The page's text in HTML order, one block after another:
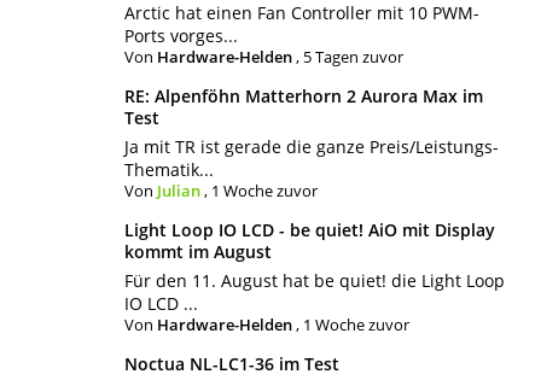
Arctic hat einen Fan Controller mit 10 PWM-
Ports vorges...
Von Hardware-Helden, 5 Tagen zuvor
RE: Alpenföhn Matterhorn 2 Aurora Max im
Test
Ja mit TR ist gerade die ganze Preis/Leistungs-
Thematik...
Von Julian, 1 Woche zuvor
Light Loop IO LCD - be quiet! AiO mit Display
kommt im August
Für den 11. August hat be quiet! die Light Loop
IO LCD ...
Von Hardware-Helden, 1 Woche zuvor
Noctua NL-LC1-36 im Test